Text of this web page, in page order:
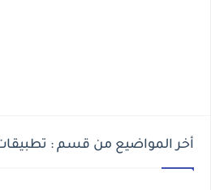
أخر المواضيع من قسم :